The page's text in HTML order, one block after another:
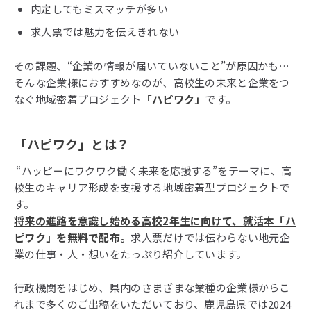
内定してもミスマッチが多い
求人票では魅力を伝えきれない
その課題、“企業の情報が届いていないこと”が原因かも…
そんな企業様におすすめなのが、高校生の未来と企業をつ
なぐ地域密着プロジェクト 「ハピワク」 です。
「ハピワク」とは？
“ハッピーにワクワク働く未来を応援する”をテーマに、高
校生のキャリア形成を支援する地域密着型プロジェクトで
す。
将来の進路を意識し始める高校2年生に向けて、就活本「ハ
ピワク」を無料で配布。求人票だけでは伝わらない地元企
業の仕事・人・想いをたっぷり紹介しています。
行政機関をはじめ、県内のさまざまな業種の企業様からこ
れまで多くのご出稿をいただいており、鹿児島県では2024